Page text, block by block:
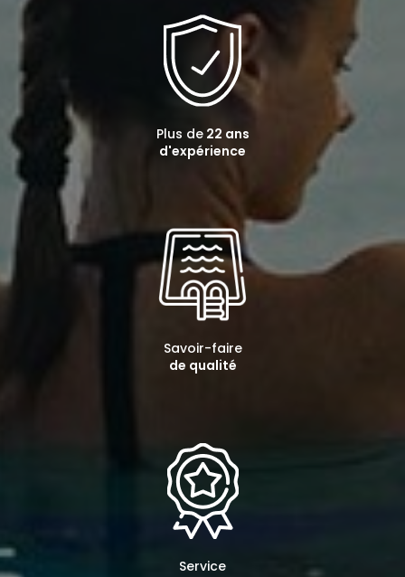
Plus de22 ans
d'expérience
Savoir-faire
de qualité
Service